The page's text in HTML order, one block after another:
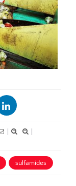
|
|
sulfamides